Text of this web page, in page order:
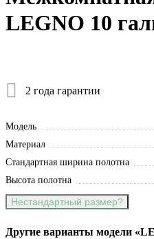
LEGNO 10
2 года гарантии
Модель
Материал
Стандартная ширина полотна
Высота полотна
Нестандартный размер?
Другие варианты модели